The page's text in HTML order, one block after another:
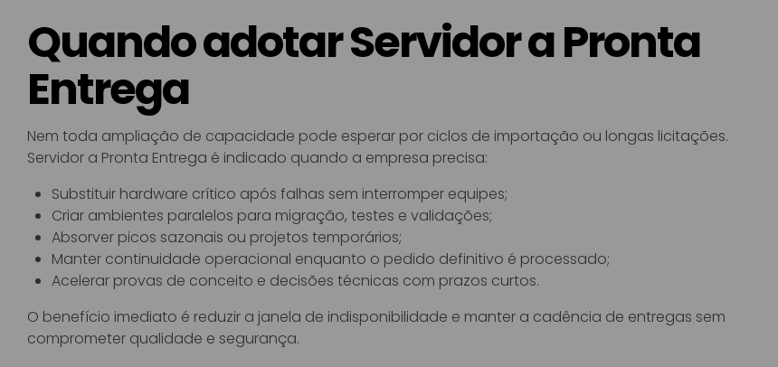
Quando adotar Servidor a Pronta
Entrega
Nem toda ampliação de capacidade pode esperar por ciclos de importação ou longas licitações.
Servidor a Pronta Entrega é indicado quando a empresa precisa:
Substituir hardware crítico após falhas sem interromper equipes;
Criar ambientes paralelos para migração, testes e validações;
Absorver picos sazonais ou projetos temporários;
Manter continuidade operacional enquanto o pedido definitivo é processado;
Acelerar provas de conceito e decisões técnicas com prazos curtos.
O benefício imediato é reduzir a janela de indisponibilidade e manter a cadência de entregas sem
comprometer qualidade e segurança.